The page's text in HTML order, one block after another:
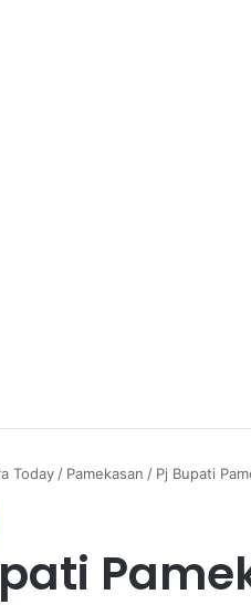
Today/ Pamekasan / Pj Bupati